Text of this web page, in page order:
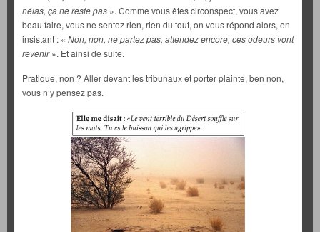
hélas, ça ne reste pas ». Comme vous êtes circonspect, vous avez
beau faire, vous ne sentez rien, rien du tout, on vous répond alors, en
insistant : « Non, non, ne partez pas, attendez encore, ces odeurs vont
revenir». Et ainsi de suite.
Pratique, non ? Aller devant les tribunaux et porter plainte, ben non,
vous n’y pensez pas.